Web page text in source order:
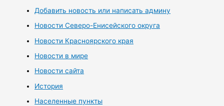
Добавить новость или написать админу
Новости Северо-Енисейского округа
Новости Красноярского края
Новости в мире
Новости сайта
История
Населенные пункты